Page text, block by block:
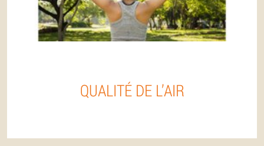
QUALITÉ DE L’AIR